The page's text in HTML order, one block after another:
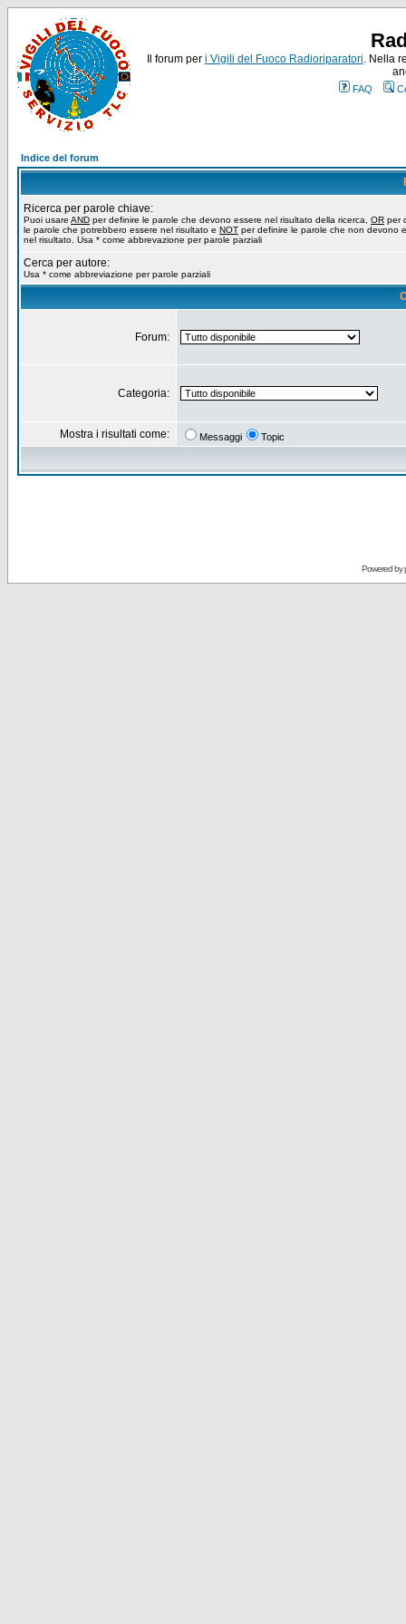
Il forum per i Vigili del Fuoco Radioriparatori. Nella
FAQ
Indice del forum
Ricerca per parole chiave:
Puoi usare AND per definire le parole che devono essere nel risultato della ricerca, OR per
le parole che potrebbero essere nel risultato e NOT per definire le parole che non devono
nel risultato. Usa * come abbrevazione per parole parziali
Cerca per autore:
Usa * come abbreviazione per parole parziali
Forum:
Categoria:
Mostra i risultati come: Messaggi Topic
Powered by